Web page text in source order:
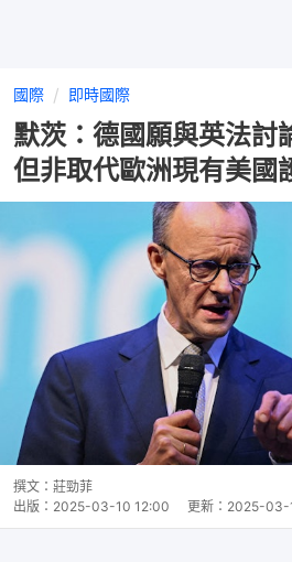
國際 即時國際
默茨：德國願與英法
但非取代歐洲現有美國
撰文： 莊勁菲
出版： 2025-03-10 12:00 更新： 2025-03-